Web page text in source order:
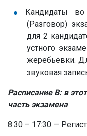
Кандидаты
(Разговор)
для 2
устного
жеребьёвки.
звуковая
Расписание B: в
часть экзамена
8:30 – 17:30 —